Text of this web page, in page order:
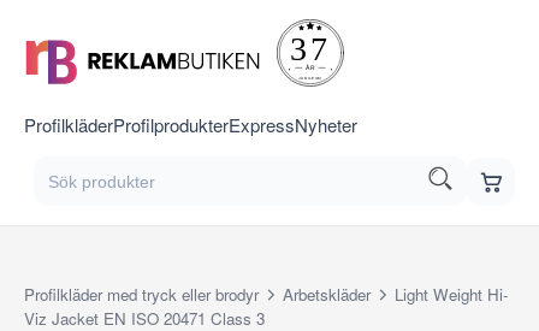
ProfilkläderProfilprodukterExpressNyheter
Profilkläder med tryck eller brodyr Arbetskläder
Light Weight Hi-
Viz Jacket EN ISO 20471 Class 3